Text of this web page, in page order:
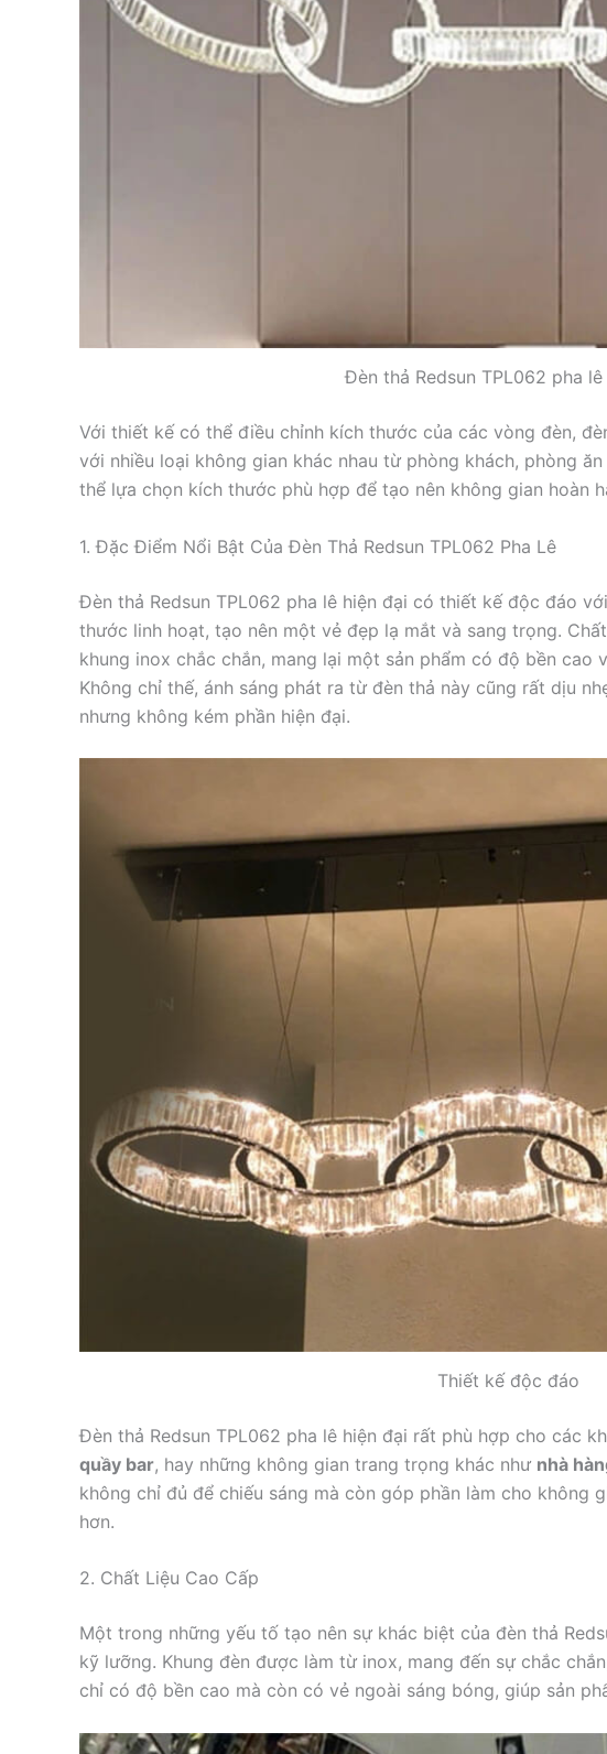
Đèn thả Redsun TPL062 pha lê
Với thiết kế có thể điều chỉnh kích thước của các vòng đèn,
với nhiều loại không gian khác nhau từ phòng khách, phòng
thể lựa chọn kích thước phù hợp để tạo nên không gian hoàn
1. Đặc Điểm Nổi Bật Của Đèn Thả Redsun TPL062 Pha Lê
Đèn thả Redsun TPL062 pha lê hiện đại có thiết kế độc đáo
thước linh hoạt, tạo nên một vẻ đẹp lạ mắt và sang trọng.
khung inox chắc chắn, mang lại một sản phẩm có độ bền cao
Không chỉ thế, ánh sáng phát ra từ đèn thả này cũng rất dịu
nhưng không kém phần hiện đại.
Thiết kế độc đáo
Đèn thả Redsun TPL062 pha lê hiện đại rất phù hợp cho các
quầy bar, hay những không gian trang trọng khác như nhà
không chỉ đủ để chiếu sáng mà còn góp phần làm cho không
hơn.
2. Chất Liệu Cao Cấp
Một trong những yếu tố tạo nên sự khác biệt của đèn thả
kỹ lưỡng. Khung đèn được làm từ inox, mang đến sự chắc
chỉ có độ bền cao mà còn có vẻ ngoài sáng bóng, giúp sản